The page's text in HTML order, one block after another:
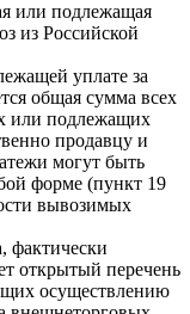
или подлежащая
из Российской
уплате за
общая сумма всех
или подлежащих
продавцу и
могут быть
форме (пункт 19
вывозимых
фактически
открытый перечень
осуществлению